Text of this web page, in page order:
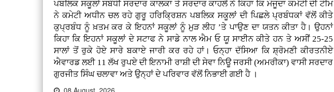
ਪਬਲਿਕ ਸਕੂਲਾਂ ਸਬੰਧੀ ਸਰਦਾਰ ਕਾਲਕਾ ਤੇ ਸਰਦਾਰ ਕਾਹਲੋਂ ਨੇ ਕਿਹਾ ਕਿ ਮੌਜੂਦਾ ਕਮੇਟੀ ਦੀ ਟੀਮ
ਨੇ ਕਮੇਟੀ ਅਧੀਨ ਚਲ ਰਹੇ ਗੁਰੂ ਹਰਿਕ੍ਰਿਸ਼ਨ ਪਬਲਿਕ ਸਕੂਲਾਂ ਦੀ ਪਿਛਲੇ ਪ੍ਰਬੰਧਕਾਂ ਵੱਲੋਂ ਕੀਤੇ
ਕੁਪ੍ਰਬੰਧ ਨੂੰ ਖ਼ਤਮ ਕਰ ਕੇ ਇਹਨਾਂ ਸਕੂਲਾਂ ਨੂੰ ਮੁੜ ਲੀਹ ’ਤੇ ਪਾਉਣ ਦਾ ਯਤਨ ਕੀਤਾ ਹੈ। ਉਹਨਾਂ
ਕਿਹਾ ਕਿ ਇਹਨਾਂ ਸਕੂਲਾਂ ਦੇ ਸਟਾਫ ਨੇ ਸਾਡੇ ਨਾਲ ਐਮ ਓ ਯੂ ਸਾਈਨ ਕੀਤੇ ਹਨ ਤੇ ਅਸੀਂ 25-25
ਸਾਲਾਂ ਤੋਂ ਰੁਕੇ ਹੋਏ ਸਾਰੇ ਬਕਾਏ ਜਾਰੀ ਕਰ ਰਹੇ ਹਾਂ। ਓਨ੍ਹਾ ਦੱਸਿਆ ਕਿ ਸ਼੍ਰੋਮਣੀ ਕੀਰਤਨੀਏ
ਐਵਾਰਡ ਲਈ 11 ਲੱਖ ਰੁਪਏ ਦੀ ਇਨਾਮੀ ਰਾਸ਼ੀ ਦੀ ਸੇਵਾ ਨਿਊ ਜਰਸੀ (ਅਮਰੀਕਾ) ਵਾਸੀ ਸਰਦਾਰ
ਗੁਰਜੀਤ ਸਿੰਘ ਚਲਾਵਾ ਅਤੇ ਉਨ੍ਹਾਂ ਦੇ ਪਰਿਵਾਰ ਵੱਲੋਂ ਨਿਭਾਈ ਗਈ ਹੈ ।